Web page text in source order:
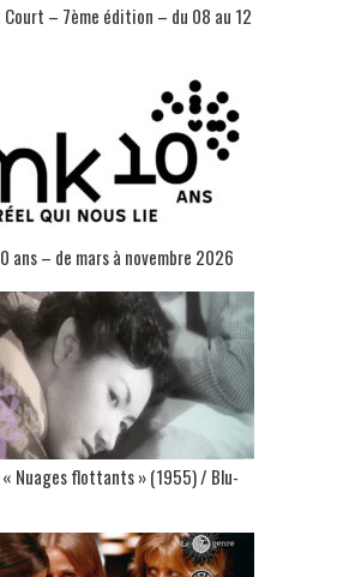
Court – 7ème édition – du 08 au 12
ans – de mars à novembre 2026
Nuages flottants » (1955) / Blu-